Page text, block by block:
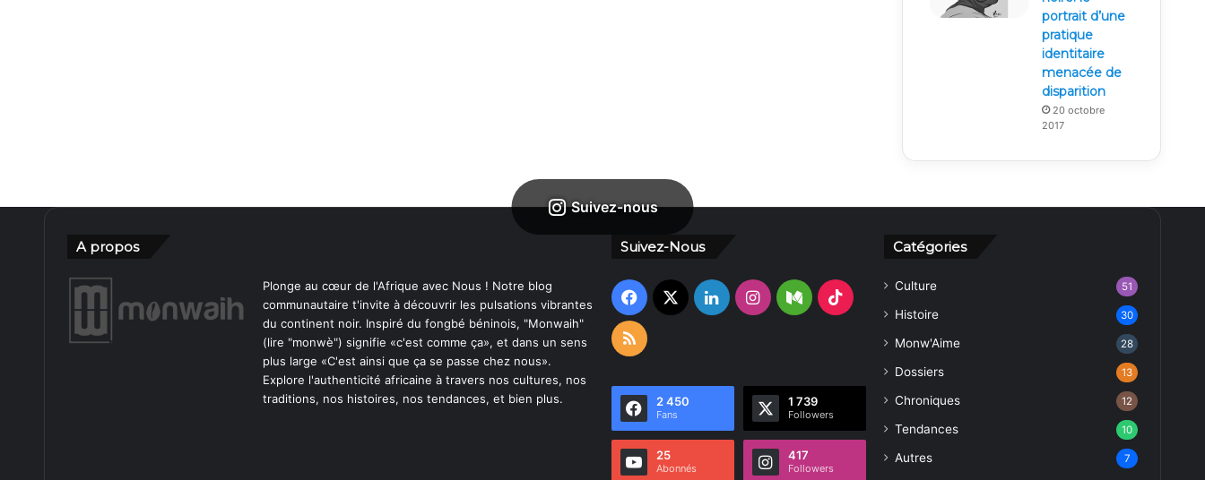
portrait d’une
pratique
identitaire
menacée de
disparition
20 octobre
2017
Suivez-nous
A propos
Plonge au cœur de l'Afrique avec Nous ! Notre blog
communautaire t'invite à découvrir les pulsations vibrantes
du continent noir. Inspiré du fongbé béninois, "Monwaih"
(lire "monwè") signifie «c'est comme ça», et dans un sens
plus large «C'est ainsi que ça se passe chez nous».
Explore l'authenticité africaine à travers nos cultures, nos
traditions, nos histoires, nos tendances, et bien plus.
Suivez-Nous
Facebook
X LinkedinInstagram
MediumTikTok
RSS
2 450
Fans
1 739
Followers
25
Abonnés
417
Followers
Catégories
Culture 51
Histoire 30
Monw'Aime 28
Dossiers 13
Chroniques 12
Tendances 10
Autres 7